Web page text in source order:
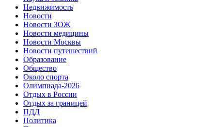
Недвижимость
Новости
Новости ЗОЖ
Новости медицины
Новости Москвы
Новости путешествий
Образование
Общество
Около спорта
Олимпиада-2026
Отдых в России
Отдых за границей
ПДД
Политика